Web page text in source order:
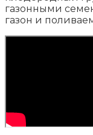
газонными
газон и